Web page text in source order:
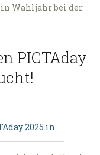
Wahljahr bei der
PICTAday